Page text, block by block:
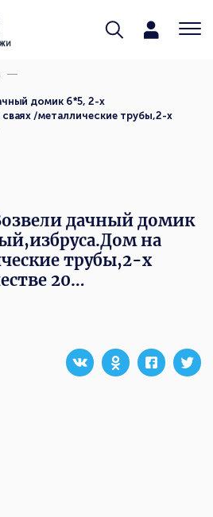
домик 6*5, 2-х
/металлические трубы,2-х
дачный домик
на
трубы,2-х
20…